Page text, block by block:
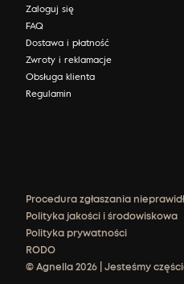
Zaloguj się
FAQ
Dostawa i płatność
Zwroty i reklamacje
Obsługa klienta
Regulamin
Procedura zgłaszania
Polityka jakości i środowiskowa
Polityka prywatności
RODO
© Agnella 2026 | Jesteśmy